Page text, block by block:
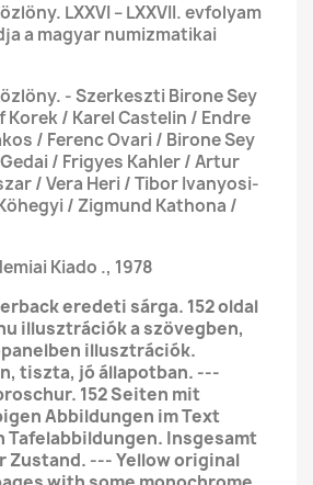
LXXVI – LXXVII. evfolyam
a magyar numizmatikai
- Szerkeszti Birone Sey
Korek / Karel Castelin / Endre
/ Ferenc Ovari / Birone Sey
/ Frigyes Kahler / Artur
/ Vera Heri / Tibor Ivanyosi-
/ Zigmund Kathona /
Kiado ., 1978
eredeti sárga. 152 oldal
illusztrációk a szövegben,
illusztrációk.
tiszta, jó állapotban. ---
152 Seiten mit
Abbildungen im Text
Tafelabbildungen. Insgesamt
Zustand. --- Yellow original